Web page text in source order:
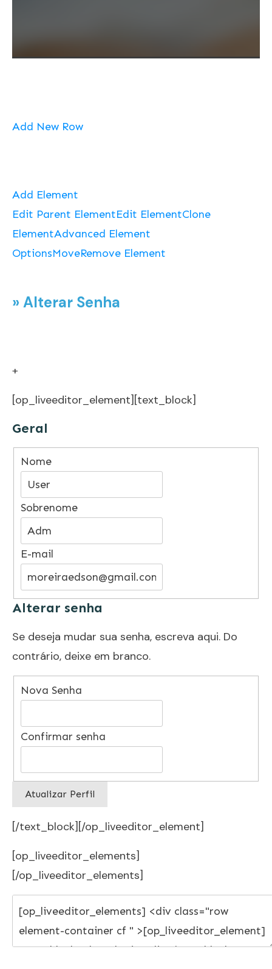
Add New Row
Add Element
Edit Parent ElementEdit ElementClone
ElementAdvanced Element
OptionsMoveRemove Element
» Alterar Senha
+
[op_liveeditor_element][text_block]
Geral
Nome
Sobrenome
E-mail
Alterar senha
Se deseja mudar sua senha, escreva aqui. Do
contrário, deixe em branco.
Nova Senha
Confirmar senha
[/text_block][/op_liveeditor_element]
[op_liveeditor_elements]
[/op_liveeditor_elements]